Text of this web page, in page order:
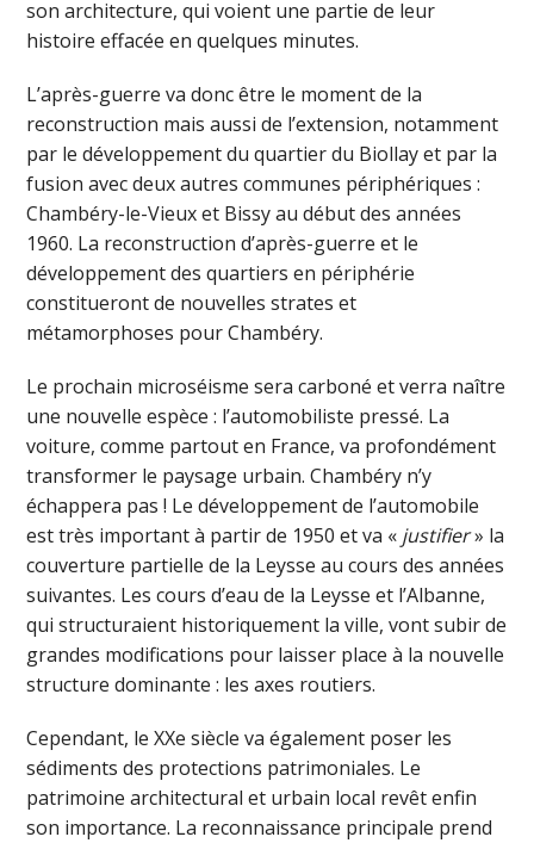
son architecture, qui voient une partie de leur
histoire effacée en quelques minutes.
L’après-guerre va donc être le moment de la
reconstruction mais aussi de l’extension, notamment
par le développement du quartier du Biollay et par la
fusion avec deux autres communes périphériques :
Chambéry-le-Vieux et Bissy au début des années
1960. La reconstruction d’après-guerre et le
développement des quartiers en périphérie
constitueront de nouvelles strates et
métamorphoses pour Chambéry.
Le prochain microséisme sera carboné et verra naître
une nouvelle espèce : l’automobiliste pressé. La
voiture, comme partout en France, va profondément
transformer le paysage urbain. Chambéry n’y
échappera pas ! Le développement de l’automobile
est très important à partir de 1950 et va « justifier» la
couverture partielle de la Leysse au cours des années
suivantes. Les cours d’eau de la Leysse et l’Albanne,
qui structuraient historiquement la ville, vont subir de
grandes modifications pour laisser place à la nouvelle
structure dominante : les axes routiers.
Cependant, le XXe siècle va également poser les
sédiments des protections patrimoniales. Le
patrimoine architectural et urbain local revêt enfin
son importance. La reconnaissance principale prend